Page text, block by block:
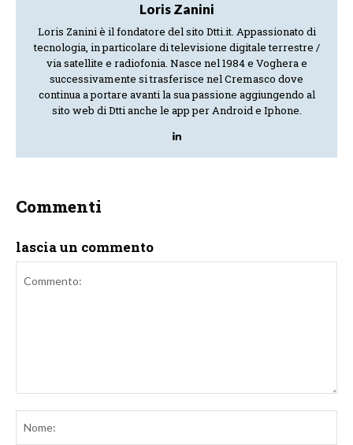
Loris Zanini
Loris Zanini è il fondatore del sito Dtti.it. Appassionato di
tecnologia, in particolare di televisione digitale terrestre /
via satellite e radiofonia. Nasce nel 1984 e Voghera e
successivamente si trasferisce nel Cremasco dove
continua a portare avanti la sua passione aggiungendo al
sito web di Dtti anche le app per Android e Iphone.
Commenti
lascia un commento